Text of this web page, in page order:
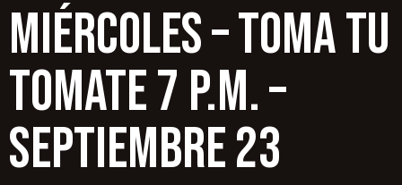
MIÉRCOLES – TOMA TU
TOMATE 7 p.m. –
SEPTIEMBRE 23